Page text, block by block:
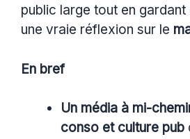
public large tout en
une vraie réflexion sur le
En bref
Un média à mi-
conso et culture pub